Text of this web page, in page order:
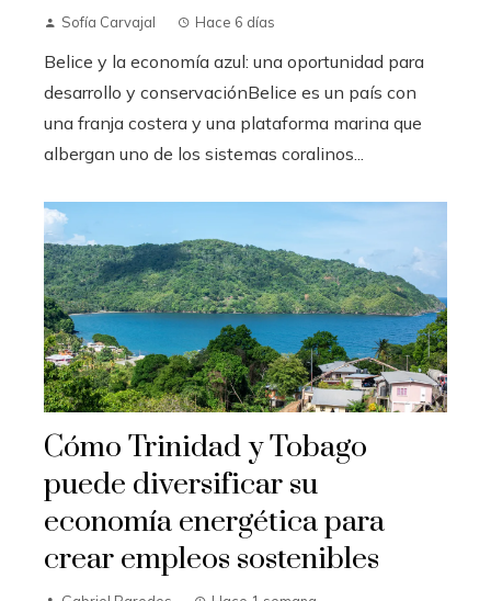
Sofía Carvajal Hace 6 días
Belice y la economía azul: una oportunidad para
desarrollo y conservaciónBelice es un país con
una franja costera y una plataforma marina que
albergan uno de los sistemas coralinos...
Cómo Trinidad y Tobago
puede diversificar su
economía energética para
crear empleos sostenibles